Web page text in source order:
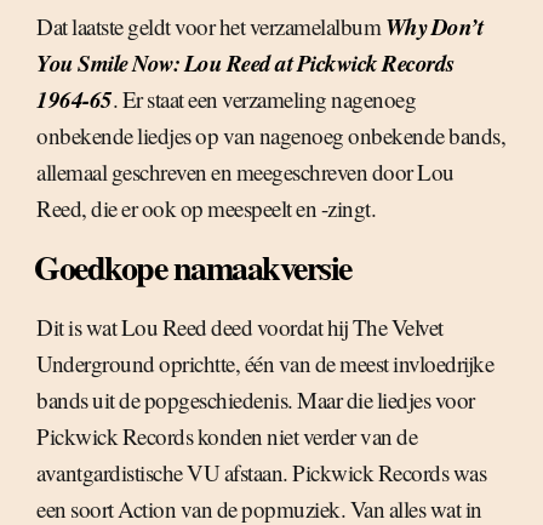
Dat laatste geldt voor het verzamelalbumWhy Don’t
You Smile Now: Lou Reed at Pickwick Records
1964-65. Er staat een verzameling nagenoeg
onbekende liedjes op van nagenoeg onbekende bands,
allemaal geschreven en meegeschreven door Lou
Reed, die er ook op meespeelt en -zingt.
Goedkope namaakversie
Dit is wat Lou Reed deed voordat hij The Velvet
Underground oprichtte, één van de meest invloedrijke
bands uit de popgeschiedenis. Maar die liedjes voor
Pickwick Records konden niet verder van de
avantgardistische VU afstaan. Pickwick Records was
een soort Action van de popmuziek. Van alles wat in